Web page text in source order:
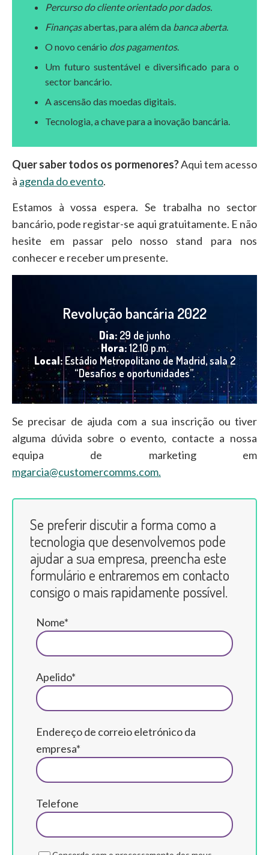
Percurso do cliente orientado por dados.
Finançasabertas, para além da banca aberta.
O novo cenário dos pagamentos.
Um futuro sustentável e diversificado para o
sector bancário.
A ascensão das moedas digitais.
Tecnologia, a chave para a inovação bancária.
Quer saber todos os pormenores?Aqui tem acesso
à agenda do evento.
Estamos à vossa espera. Se trabalha no sector
bancário, pode registar-se aqui gratuitamente. E não
hesite em passar pelo nosso stand para nos
conhecer e receber um presente.
Revolução bancária 2022
Dia:29 de junho
Hora:12.10 p.m.
Local: Estádio Metropolitano de Madrid, sala 2
“Desafios e oportunidades”.
Se precisar de ajuda com a sua inscrição ou tiver
alguma dúvida sobre o evento, contacte a nossa
equipa de marketing em
mgarcia@customercomms.com.
Se preferir discutir a forma como a
tecnologia que desenvolvemos pode
ajudar a sua empresa, preencha este
formulário e entraremos em contacto
consigo o mais rapidamente possível.
Nome*
Apelido*
Endereço de correio eletrónico da
empresa*
Telefone